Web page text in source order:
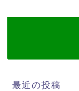
最近の投稿